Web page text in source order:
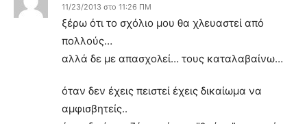
11/23/2013 στο 11:26 ΠΜ
ξέρω ότι το σχόλιο μου θα χλευαστεί από
πολλούς…
αλλά δε με απασχολεί… τους καταλαβαίνω…
όταν δεν έχεις πειστεί έχεις δικαίωμα να
αμφισβητείς..